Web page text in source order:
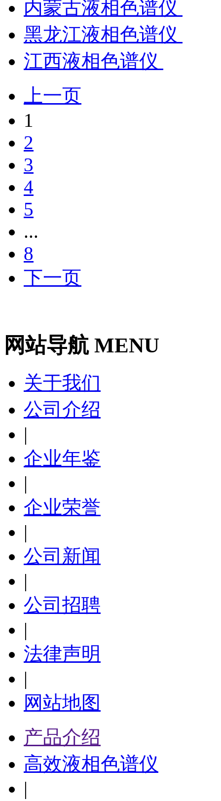
内蒙古液相色谱仪
黑龙江液相色谱仪
江西液相色谱仪
上一页
1
2
3
4
5
...
8
下一页
网站导航 MENU
关于我们
公司介绍
|
企业年鉴
|
企业荣誉
|
公司新闻
|
公司招聘
|
法律声明
|
网站地图
产品介绍
高效液相色谱仪
|